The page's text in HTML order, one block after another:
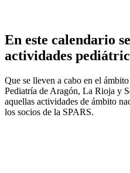
En este calendario
actividades
Que se lleven a cabo en el
Pediatría de Aragón, La Rioja y
aquellas actividades de ámbito
los socios de la SPARS.